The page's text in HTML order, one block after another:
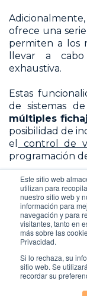
Este sitio web
utilizan para
nuestro sitio web y
información para
navegación y para
visitantes, tanto en
más sobre las
Privacidad.
Si lo rechaza, su
sitio web. Se
recordar su
ofrece una
permiten a los
llevar a
exhaustiva.
Estas
de sistemas de
múltiples
posibilidad de
el
control de
programación
De esta
tiempo puede
registros de los
decisiones
del tiempo